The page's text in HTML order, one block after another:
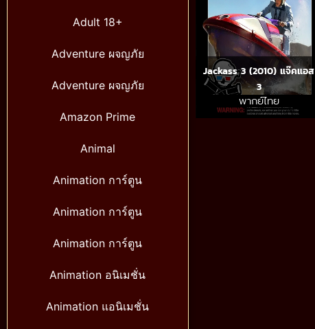
Adult 18+
Adventure ผจญภัย
Adventure ผจญภัย
Amazon Prime
Animal
Animation การ์ตูน
Animation การ์ตูน
Animation การ์ตูน
Animation อนิเมชั่น
Animation แอนิเมชั่น
Jackass 3 (2010) แจ๊คแอส
3
พากย์ไทย